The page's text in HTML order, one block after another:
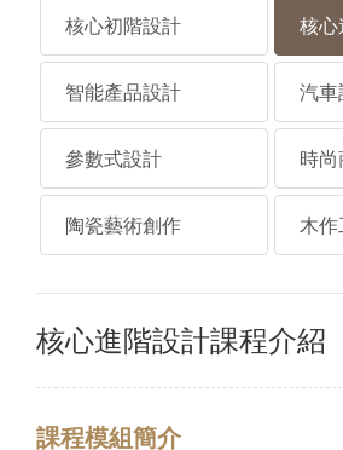
核心初階設計 核心
智能產品設計 汽車
參數式設計 時
陶瓷藝術創作 木作
核心進階設計課程介紹
課程模組簡介